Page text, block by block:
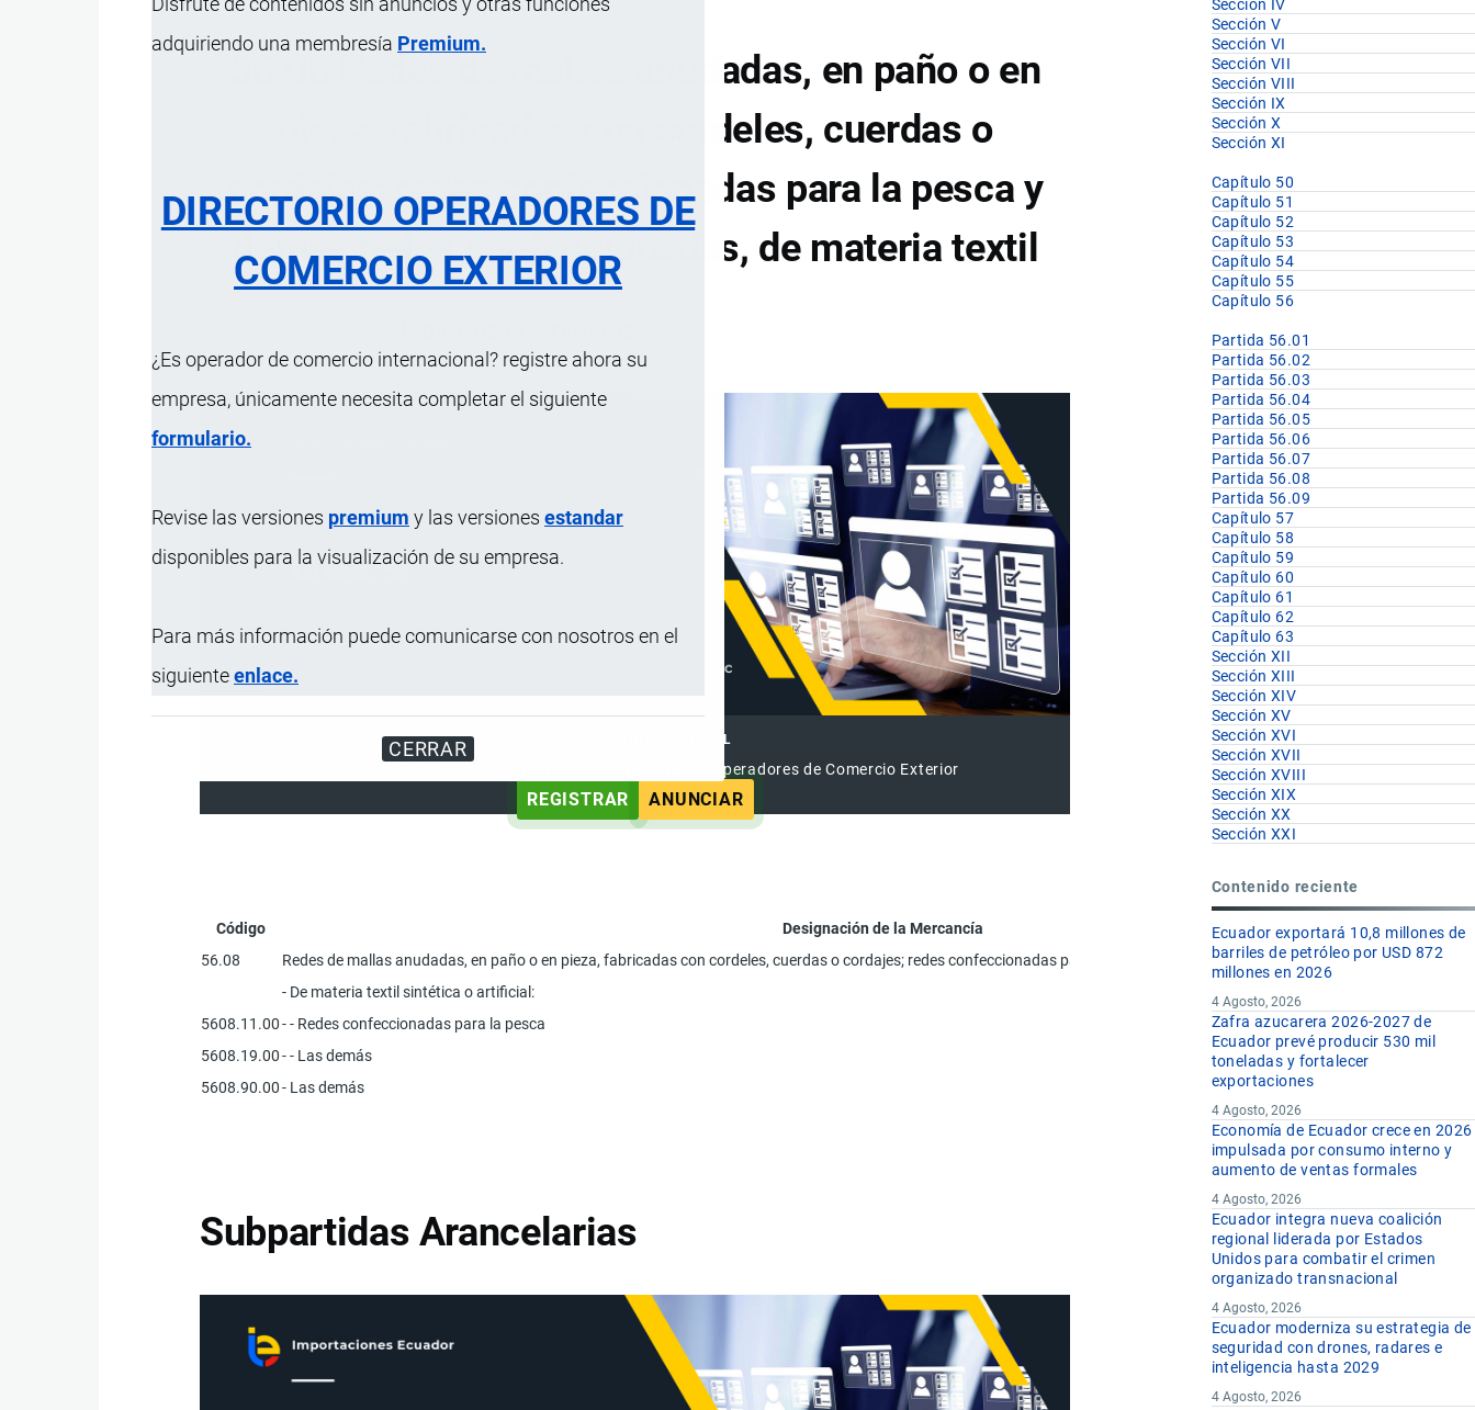
adquiriendo una membresía Premium.
DIRECTORIO OPERADORES DE
COMERCIO EXTERIOR
¿Es operador de comercio internacional? registre ahora su
empresa, únicamente necesita completar el siguiente
formulario.
Revise las versiones premium y las versiones estandar
disponibles para la visualización de su empresa.
Para más información puede comunicarse con nosotros en el
siguienteenlace.
CERRAR
56.08 Redes de mallas anudadas, en paño o en
pieza, fabricadas con cordeles, cuerdas o
cordajes; redes confeccionadas para la pesca y
demás redes confeccionadas, de materia textil
DIRECTORIO INTERNACIONAL
Registre su Empresa en el Directorio Internacional de Operadores de Comercio Exterior
REGISTRAR ANUNCIAR
Código
Designación de la Mercancía
56.08
Redes de mallas anudadas, en paño o en pieza, fabricadas con cordeles, cuerdas o cordajes; redes confeccionadas para la pesca y demás redes confeccionadas, de materia
- De materia textil sintética o artificial:
5608.11.00- - Redes confeccionadas para la pesca
5608.19.00- - Las demás
5608.90.00- Las demás
Subpartidas Arancelarias
Sección IV
Sección V
Sección VI
Sección VII
Sección VIII
Sección IX
Sección X
Sección XI
Capítulo 50
Capítulo 51
Capítulo 52
Capítulo 53
Capítulo 54
Capítulo 55
Capítulo 56
Partida 56.01
Partida 56.02
Partida 56.03
Partida 56.04
Partida 56.05
Partida 56.06
Partida 56.07
Partida 56.08
Partida 56.09
Capítulo 57
Capítulo 58
Capítulo 59
Capítulo 60
Capítulo 61
Capítulo 62
Capítulo 63
Sección XII
Sección XIII
Sección XIV
Sección XV
Sección XVI
Sección XVII
Sección XVIII
Sección XIX
Sección XX
Sección XXI
Contenido reciente
Ecuador exportará 10,8 millones de
barriles de petróleo por USD 872
millones en 2026
4 Agosto, 2026
Zafra azucarera 2026-2027 de
Ecuador prevé producir 530 mil
toneladas y fortalecer
exportaciones
4 Agosto, 2026
Economía de Ecuador crece en 2026
impulsada por consumo interno y
aumento de ventas formales
4 Agosto, 2026
Ecuador integra nueva coalición
regional liderada por Estados
Unidos para combatir el crimen
organizado transnacional
4 Agosto, 2026
Ecuador moderniza su estrategia de
seguridad con drones, radares e
inteligencia hasta 2029
4 Agosto, 2026